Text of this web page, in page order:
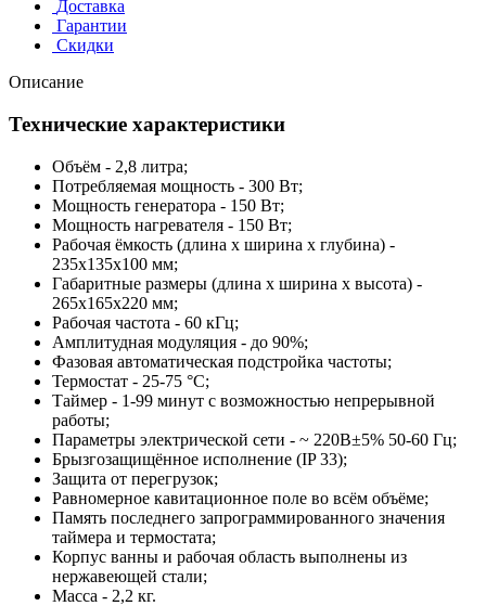
Доставка
Гарантии
Скидки
Описание
Технические характеристики
Объём - 2,8 литра;
Потребляемая мощность - 300 Вт;
Мощность генератора - 150 Вт;
Мощность нагревателя - 150 Вт;
Рабочая ёмкость (длина x ширина x глубина) -
235x135x100 мм;
Габаритные размеры (длина x ширина x высота) -
265x165x220 мм;
Рабочая частота - 60 кГц;
Амплитудная модуляция - до 90%;
Фазовая автоматическая подстройка частоты;
Термостат - 25-75 °С;
Таймер - 1-99 минут с возможностью непрерывной
работы;
Параметры электрической сети - ~ 220В±5% 50-60 Гц;
Брызгозащищённое исполнение (IP 33);
Защита от перегрузок;
Равномерное кавитационное поле во всём объёме;
Память последнего запрограммированного значения
таймера и термостата;
Корпус ванны и рабочая область выполнены из
нержавеющей стали;
Масса - 2,2 кг.